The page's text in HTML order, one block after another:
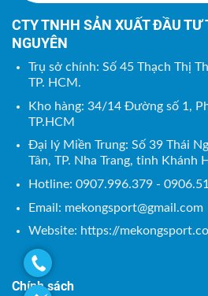
CTY TNHH SẢN XUẤT ĐẦU TƯ
NGUYÊN
Trụ sở chính: Số 45 Thạch Thị
TP. HCM.
Kho hàng: 34/14 Đường số 1,
TP.HCM
Đại lý Miền Trung: Số 39 Thái
Tân, TP. Nha Trang, tỉnh Khánh
Hotline: 0907.996.379 -
Email: mekongsport@gmail.com
Website: https://
Chính sách